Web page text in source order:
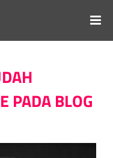
PADA BLOG